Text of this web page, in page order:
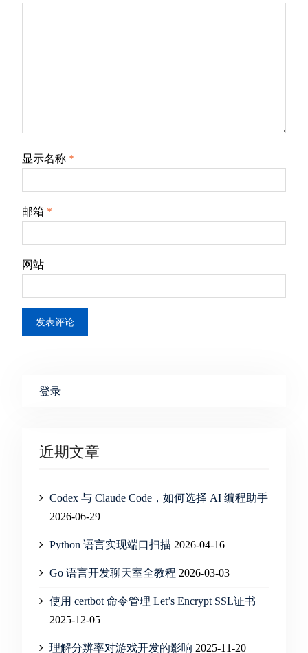
显示名称 *
邮箱 *
网站
登录
近期文章
Codex 与 Claude Code，如何选择 AI 编程助手
2026-06-29
Python 语言实现端口扫描 2026-04-16
Go 语言开发聊天室全教程 2026-03-03
使用 certbot 命令管理 Let’s Encrypt SSL证书
2025-12-05
理解分辨率对游戏开发的影响 2025-11-20